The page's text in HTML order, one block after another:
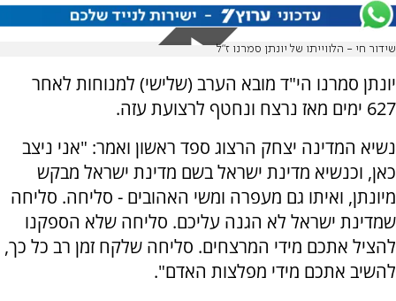
שידור חי - הלווייתו של יונתן סמרנו ז״ל
יונתן סמרנו הי"ד מובא הערב (שלישי) למנוחות לאחר
627 ימים מאז נרצח ונחטף לרצועת עזה.
נשיא המדינה יצחק הרצוג ספד ראשון ואמר: "אני ניצב
כאן, וכנשיא מדינת ישראל בשם מדינת ישראל מבקש
מיונתן, ואיתו גם מעפרה ומשי האהובים - סליחה. סליחה
שמדינת ישראל לא הגנה עליכם. סליחה שלא הספקנו
להציל אתכם מידי המרצחים. סליחה שלקח זמן רב כל כך,
להשיב אתכם מידי מפלצות האדם".